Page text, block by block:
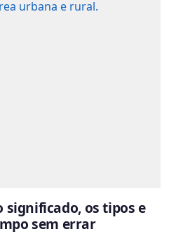
significado, os tipos e
sem errar